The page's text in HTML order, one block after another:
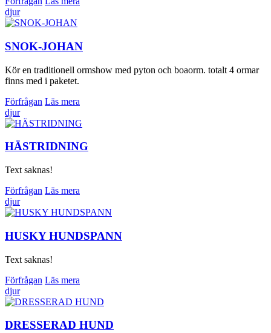
djur
SNOK-JOHAN
Kör en traditionell ormshow med pyton och boaorm. totalt 4 ormar
finns med i paketet.
Förfrågan Läs mera
djur
HÄSTRIDNING
Text saknas!
Förfrågan Läs mera
djur
HUSKY HUNDSPANN
Text saknas!
Förfrågan Läs mera
djur
DRESSERAD HUND